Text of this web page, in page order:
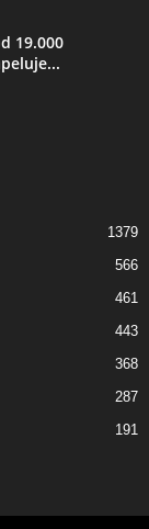
19.000
1379
566
461
443
368
287
191